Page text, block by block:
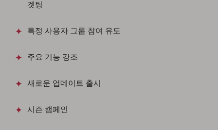
겟팅
특정 사용자 그룹 참여 유도
주요 기능 강조
새로운 업데이트 출시
시즌 캠페인